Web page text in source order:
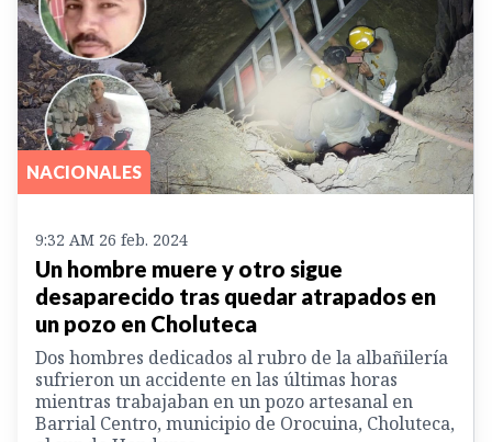
NACIONALES
9:32 AM 26 feb. 2024
Un hombre muere y otro sigue
desaparecido tras quedar atrapados en
un pozo en Choluteca
Dos hombres dedicados al rubro de la albañilería
sufrieron un accidente en las últimas horas
mientras trabajaban en un pozo artesanal en
Barrial Centro, municipio de Orocuina, Choluteca,